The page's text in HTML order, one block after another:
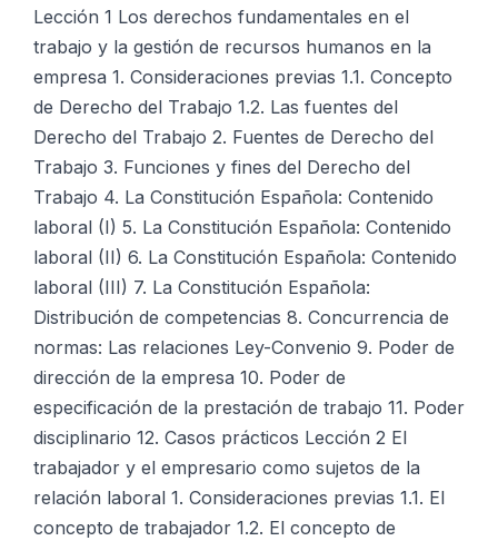
Lección 1 Los derechos fundamentales en el
trabajo y la gestión de recursos humanos en la
empresa 1. Consideraciones previas 1.1. Concepto
de Derecho del Trabajo 1.2. Las fuentes del
Derecho del Trabajo 2. Fuentes de Derecho del
Trabajo 3. Funciones y fines del Derecho del
Trabajo 4. La Constitución Española: Contenido
laboral (I) 5. La Constitución Española: Contenido
laboral (II) 6. La Constitución Española: Contenido
laboral (III) 7. La Constitución Española:
Distribución de competencias 8. Concurrencia de
normas: Las relaciones Ley-Convenio 9. Poder de
dirección de la empresa 10. Poder de
especificación de la prestación de trabajo 11. Poder
disciplinario 12. Casos prácticos Lección 2 El
trabajador y el empresario como sujetos de la
relación laboral 1. Consideraciones previas 1.1. El
concepto de trabajador 1.2. El concepto de